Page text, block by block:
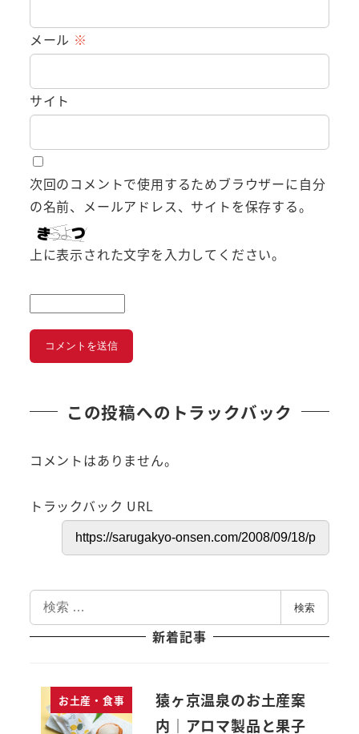
メール ※
サイト
次回のコメントで使用するためブラウザーに自分
の名前、メールアドレス、サイトを保存する。
上に表示された文字を入力してください。
この投稿へのトラックバック
コメントはありません。
トラックバック URL
索
検索
新着記事
お土産・食事
猿ヶ京温泉のお土産案
内｜アロマ製品と果子